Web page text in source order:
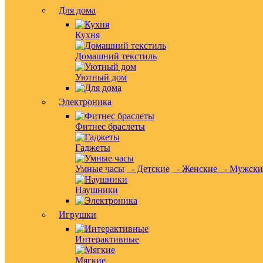
Для дома
Кухня
Домашний текстиль
Уютный дом
Электроника
Фитнес браслеты
Гаджеты
Умные часы - Детские - Женские -
Наушники
Игрушки
Интерактивные
Мягкие